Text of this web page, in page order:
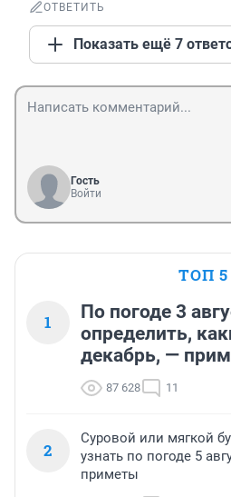
ОТВЕТИТЬ
Показать ещё 7
Гость
Войти
ТОП 5
1
По погоде 3
определить,
декабрь, —
87 628 11
2
Суровой или мягкой
узнать по погоде 5
приметы